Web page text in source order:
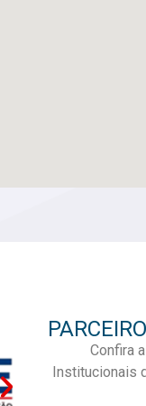
Confira
Institucionais